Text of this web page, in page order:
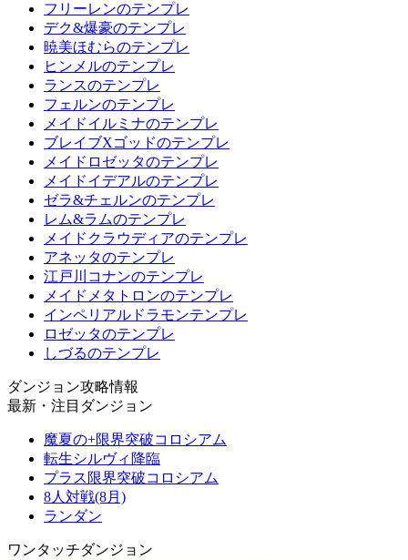
フリーレンのテンプレ
デク&爆豪のテンプレ
暁美ほむらのテンプレ
ヒンメルのテンプレ
ランスのテンプレ
フェルンのテンプレ
メイドイルミナのテンプレ
ブレイブXゴッドのテンプレ
メイドロゼッタのテンプレ
メイドイデアルのテンプレ
ゼラ&チェルンのテンプレ
レム&ラムのテンプレ
メイドクラウディアのテンプレ
アネッタのテンプレ
江戸川コナンのテンプレ
メイドメタトロンのテンプレ
インペリアルドラモンテンプレ
ロゼッタのテンプレ
しづるのテンプレ
ダンジョン攻略情報
最新・注目ダンジョン
魔夏の+限界突破コロシアム
転生シルヴィ降臨
プラス限界突破コロシアム
8人対戦(8月)
ランダン
ワンタッチダンジョン